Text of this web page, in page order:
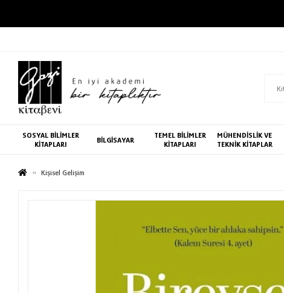
SOSYAL BİLİMLER
KİTAPLARI
BİLGİSAYAR
TEMEL BİLİMLER
KİTAPLARI
MÜHENDİSLİK VE
TEKNİK KİTAPLAR
Kişisel Gelişim